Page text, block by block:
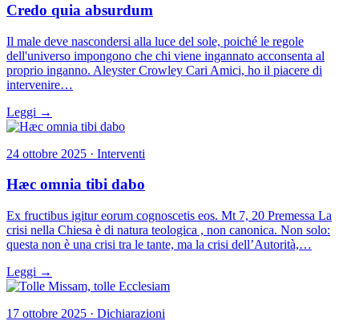
Credo quia absurdum
Il male deve nascondersi alla luce del sole, poiché le regole
dell'universo impongono che chi viene ingannato acconsenta al
proprio inganno. Aleyster Crowley Cari Amici, ho il piacere di
intervenire…
Leggi →
24 ottobre 2025 · Interventi
Hæc omnia tibi dabo
Ex fructibus igitur eorum cognoscetis eos. Mt 7, 20 Premessa La
crisi nella Chiesa è di natura teologica , non canonica. Non solo:
questa non è una crisi tra le tante, ma la crisi dell’Autorità,…
Leggi →
17 ottobre 2025 · Dichiarazioni